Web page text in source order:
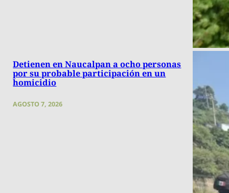
Detienen en Naucalpan a ocho personas
por su probable participación en un
homicidio
AGOSTO 7, 2026